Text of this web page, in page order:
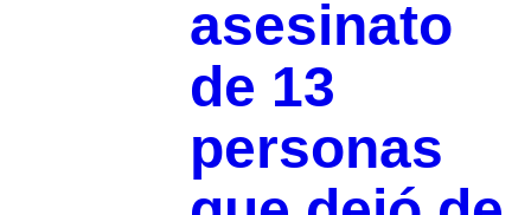
asesinato
de 13
personas